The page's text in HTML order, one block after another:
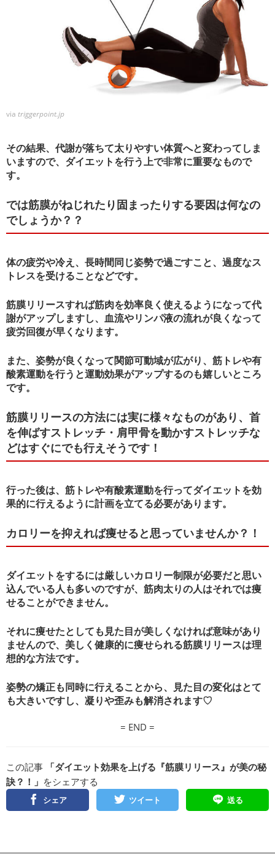
via triggerpoint.jp
その結果、代謝が落ちて太りやすい体質へと変わってしま
いますので、ダイエットを行う上で非常に重要なもので
す。
では筋膜がねじれたり固まったりする要因は何なの
でしょうか？？
体の疲労や冷え、長時間同じ姿勢で過ごすこと、過度なス
トレスを受けることなどです。
筋膜リリースすれば筋肉を効率良く使えるようになって代
謝がアップしますし、血流やリンパ液の流れが良くなって
疲労回復が早くなります。
また、姿勢が良くなって関節可動域が広がり、筋トレや有
酸素運動を行うと運動効果がアップするのも嬉しいところ
です。
筋膜リリースの方法には実に様々なものがあり、首
を伸ばすストレッチ・肩甲骨を動かすストレッチな
どはすぐにでも行えそうです！
行った後は、筋トレや有酸素運動を行ってダイエットを効
果的に行えるように計画を立てる必要があります。
カロリーを抑えれば痩せると思っていませんか？！
ダイエットをするには厳しいカロリー制限が必要だと思い
込んでいる人も多いのですが、筋肉太りの人はそれでは痩
せることができません。
それに痩せたとしても見た目が美しくなければ意味があり
ませんので、美しく健康的に痩せられる筋膜リリースは理
想的な方法です。
姿勢の矯正も同時に行えることから、見た目の変化はとて
も大きいですし、凝りや歪みも解消されます♡
= END =
この記事
「ダイエット効果を上げる『筋膜リリース』が美の秘
訣？！」 をシェアする
シェア ツイート 送る